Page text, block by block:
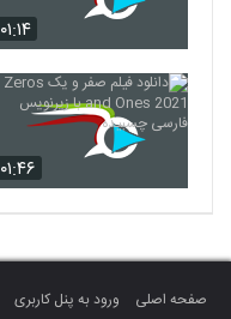
۰۱:۱۴
۰۱:۴۶
صفحه اصلی ورود به پنل کاربری